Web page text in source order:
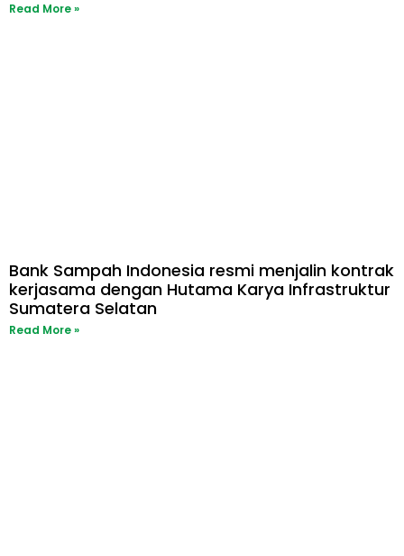
Read More »
Bank Sampah Indonesia resmi menjalin kontrak
kerjasama dengan Hutama Karya Infrastruktur
Sumatera Selatan
Read More »